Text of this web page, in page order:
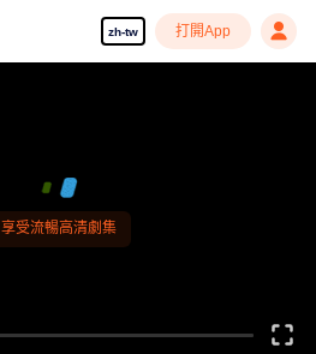
zh-tw 打開App
享受流暢高清劇集